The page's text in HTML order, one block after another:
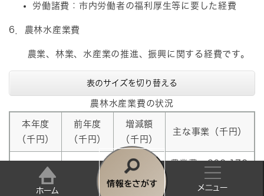
情
労働諸費：市内労働者の福利厚生等に要した経費
6．農林水産業費
農業、林業、水産業の推進、振興に関する経費です。
表のサイズを切り替える
農林水産業費の状況
本年度
（千円）
前年度
（千円）
増減額
（千円）
主な事業（千円）
402,486 384,863 17,623
農業費：362,172
林業費：8,477
農林水産等振興